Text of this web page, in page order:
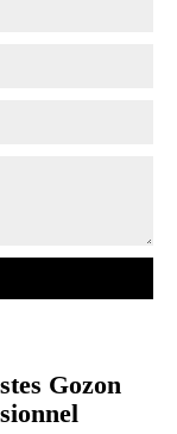
Gozon